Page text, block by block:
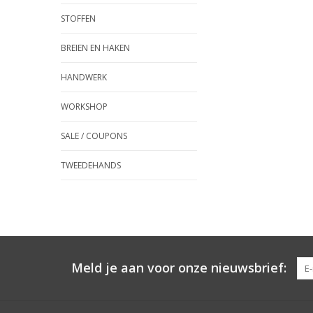
STOFFEN
BREIEN EN HAKEN
HANDWERK
WORKSHOP
SALE / COUPONS
TWEEDEHANDS
Meld je aan voor onze nieuwsbrief: